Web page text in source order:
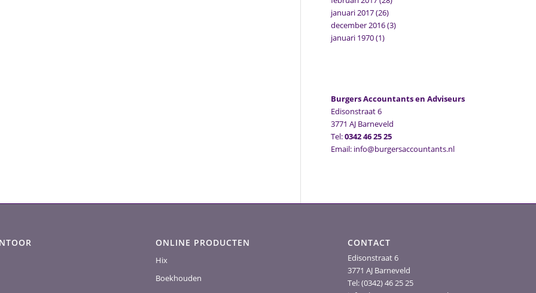
januari 2017(26)
december 2016(3)
januari 1970(1)
Burgers Accountants en Adviseurs
Edisonstraat 6
3771 AJ Barneveld
Tel:0342 46 25 25
Email: info@burgersaccountants.nl
ONLINE PRODUCTEN
Hix
Boekhouden
CONTACT
Edisonstraat 6
3771 AJ Barneveld
Tel: (0342) 46 25 25